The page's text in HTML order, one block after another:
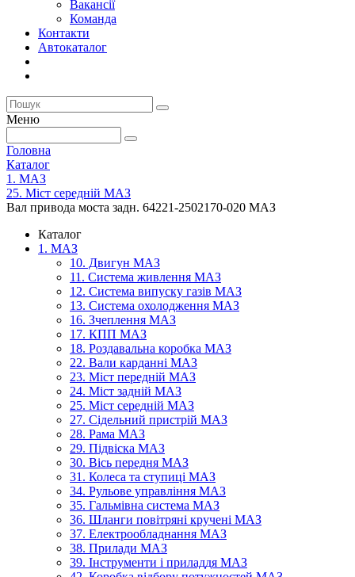
Вакансії
Команда
Контакти
Автокаталог
Меню
Головна
Каталог
1. МАЗ
25. Міст середній МАЗ
Вал привода моста задн. 64221-2502170-020 МАЗ
Каталог
1. МАЗ
10. Двигун МАЗ
11. Система живлення МАЗ
12. Система випуску газів МАЗ
13. Система охолодження МАЗ
16. Зчеплення МАЗ
17. КПП МАЗ
18. Роздавальна коробка МАЗ
22. Вали карданні МАЗ
23. Міст передній МАЗ
24. Міст задній МАЗ
25. Міст середній МАЗ
27. Сідельний пристрій МАЗ
28. Рама МАЗ
29. Підвіска МАЗ
30. Вісь передня МАЗ
31. Колеса та ступиці МАЗ
34. Рульове управління МАЗ
35. Гальмівна система МАЗ
36. Шланги повітряні кручені МАЗ
37. Електрообладнання МАЗ
38. Прилади МАЗ
39. Інструменти і приладдя МАЗ